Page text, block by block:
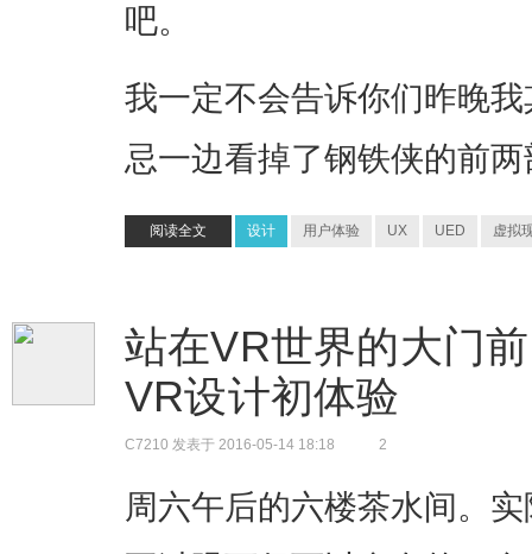
吧。
我一定不会告诉你们昨晚
忌一边看掉了钢铁侠的前
阅读全文 设计 用户体验 UX UED 虚拟
站在VR世界的大门
VR设计初体验
C7210 发表于 2016-05-14 18:18 2
周六午后的六楼茶水间。